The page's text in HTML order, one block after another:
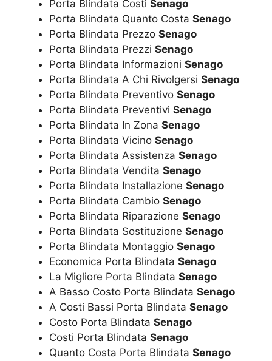
Porta Blindata Costi Senago
Porta Blindata Quanto Costa Senago
Porta Blindata Prezzo Senago
Porta Blindata Prezzi Senago
Porta Blindata Informazioni Senago
Porta Blindata A Chi Rivolgersi Senago
Porta Blindata Preventivo Senago
Porta Blindata Preventivi Senago
Porta Blindata In Zona Senago
Porta Blindata Vicino Senago
Porta Blindata Assistenza Senago
Porta Blindata Vendita Senago
Porta Blindata Installazione Senago
Porta Blindata Cambio Senago
Porta Blindata Riparazione Senago
Porta Blindata Sostituzione Senago
Porta Blindata Montaggio Senago
Economica Porta Blindata Senago
La Migliore Porta Blindata Senago
A Basso Costo Porta Blindata Senago
A Costi Bassi Porta Blindata Senago
Costo Porta Blindata Senago
Costi Porta Blindata Senago
Quanto Costa Porta Blindata Senago